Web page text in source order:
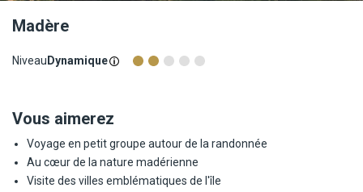
Madère
Niveau Dynamique
Vous aimerez
Voyage en petit groupe autour de la randonnée
Au cœur de la nature madérienne
Visite des villes emblématiques de l'île